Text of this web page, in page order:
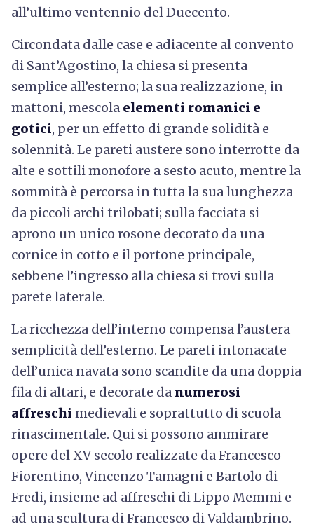
all’ultimo ventennio del Duecento.
Circondata dalle case e adiacente al convento
di Sant’Agostino, la chiesa si presenta
semplice all’esterno; la sua realizzazione, in
mattoni, mescola elementi romanici e
gotici, per un effetto di grande solidità e
solennità. Le pareti austere sono interrotte da
alte e sottili monofore a sesto acuto, mentre la
sommità è percorsa in tutta la sua lunghezza
da piccoli archi trilobati; sulla facciata si
aprono un unico rosone decorato da una
cornice in cotto e il portone principale,
sebbene l’ingresso alla chiesa si trovi sulla
parete laterale.
La ricchezza dell’interno compensa l’austera
semplicità dell’esterno. Le pareti intonacate
dell’unica navata sono scandite da una doppia
fila di altari, e decorate da numerosi
affreschi medievali e soprattutto di scuola
rinascimentale. Qui si possono ammirare
opere del XV secolo realizzate da Francesco
Fiorentino, Vincenzo Tamagni e Bartolo di
Fredi, insieme ad affreschi di Lippo Memmi e
ad una scultura di Francesco di Valdambrino.